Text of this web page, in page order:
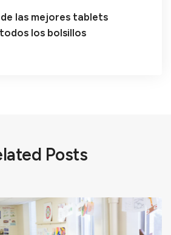
las mejores tablets
los bolsillos
Posts